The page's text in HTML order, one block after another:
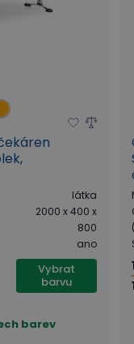
látka
2000 x 400 x
800
ano
Vybrat
barvu
barev